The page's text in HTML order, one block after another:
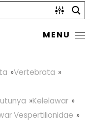
MENU
Vertebrata
Kelelawar
Vespertilionidae